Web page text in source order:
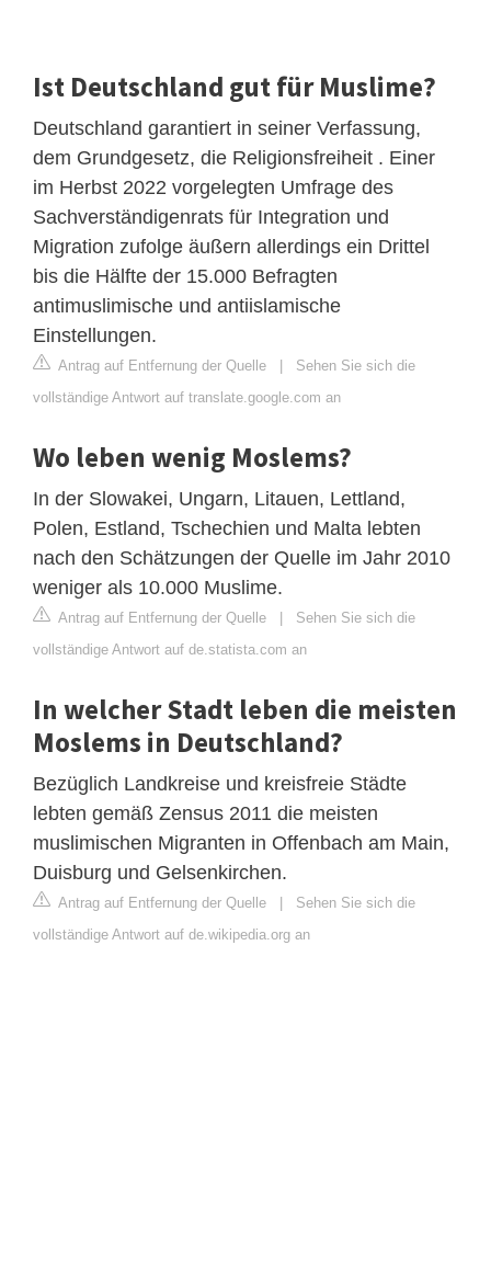
Ist Deutschland gut für Muslime?
Deutschland garantiert in seiner Verfassung,
dem Grundgesetz, die Religionsfreiheit . Einer
im Herbst 2022 vorgelegten Umfrage des
Sachverständigenrats für Integration und
Migration zufolge äußern allerdings ein Drittel
bis die Hälfte der 15.000 Befragten
antimuslimische und antiislamische
Einstellungen.
Antrag auf Entfernung der Quelle | Sehen Sie sich die
vollständige Antwort auf translate.google.com an
Wo leben wenig Moslems?
In der Slowakei, Ungarn, Litauen, Lettland,
Polen, Estland, Tschechien und Malta lebten
nach den Schätzungen der Quelle im Jahr 2010
weniger als 10.000 Muslime.
Antrag auf Entfernung der Quelle | Sehen Sie sich die
vollständige Antwort auf de.statista.com an
In welcher Stadt leben die meisten
Moslems in Deutschland?
Bezüglich Landkreise und kreisfreie Städte
lebten gemäß Zensus 2011 die meisten
muslimischen Migranten in Offenbach am Main,
Duisburg und Gelsenkirchen.
Antrag auf Entfernung der Quelle | Sehen Sie sich die
vollständige Antwort auf de.wikipedia.org an